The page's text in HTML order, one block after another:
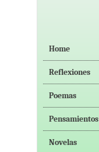
Home
Reflexiones
Poemas
Pensamientos
Novelas